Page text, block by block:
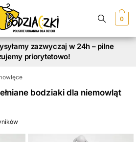
0
zazwyczaj w 24h – pilne
priorytetowo!
bodziaki dla niemowląt